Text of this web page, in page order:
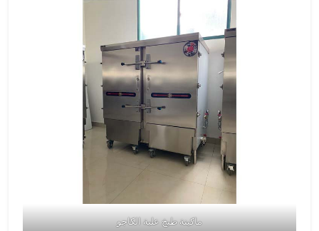
ماكينة طبخ علبة الكاجو